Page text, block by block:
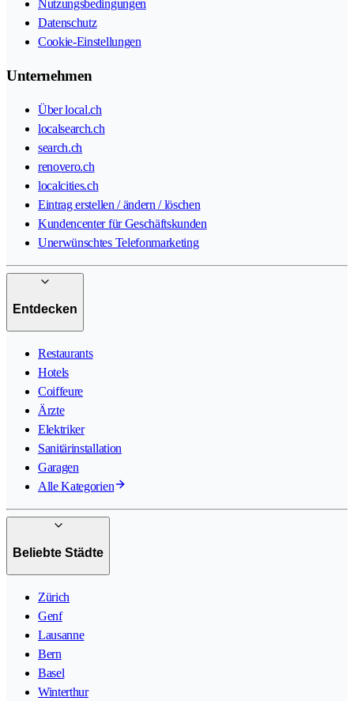
Nutzungsbedingungen
Datenschutz
Cookie-Einstellungen
Unternehmen
Über local.ch
localsearch.ch
search.ch
renovero.ch
localcities.ch
Eintrag erstellen / ändern / löschen
Kundencenter für Geschäftskunden
Unerwünschtes Telefonmarketing
Entdecken
Restaurants
Hotels
Coiffeure
Ärzte
Elektriker
Sanitärinstallation
Garagen
Alle Kategorien
Beliebte Städte
Zürich
Genf
Lausanne
Bern
Basel
Winterthur